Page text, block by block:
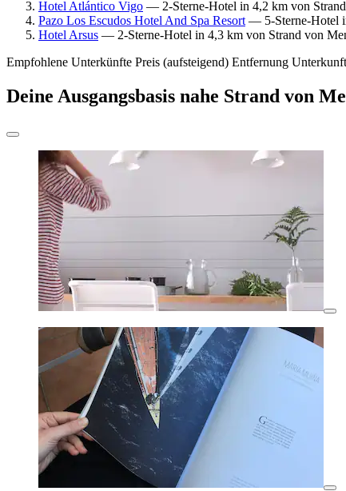
Hotel Atlántico Vigo — 2-Sterne-Hotel in 4,2 km von
Pazo Los Escudos Hotel And Spa Resort — 5-Sterne-Hotel
Hotel Arsus — 2-Sterne-Hotel in 4,3 km von Strand von
Empfohlene Unterkünfte Preis (aufsteigend) Entfernung
Deine Ausgangsbasis nahe Strand von